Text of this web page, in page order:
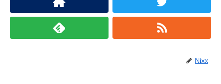
Nixx